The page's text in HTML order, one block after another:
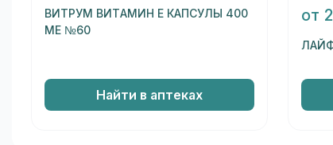
ВИТРУМ ВИТАМИН Е КАПСУЛЫ 400
МЕ №60
Найти в аптеках
от